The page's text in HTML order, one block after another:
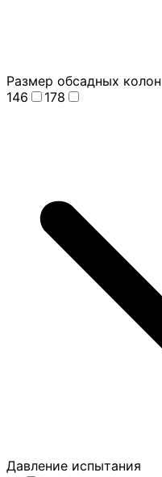
Размер обсадных колон
146
178
Давление испытания